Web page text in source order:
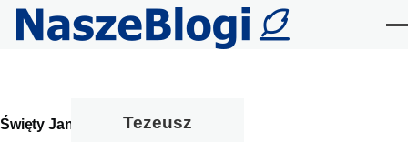
Przejdź do treści
Święty Jan Tezeusz